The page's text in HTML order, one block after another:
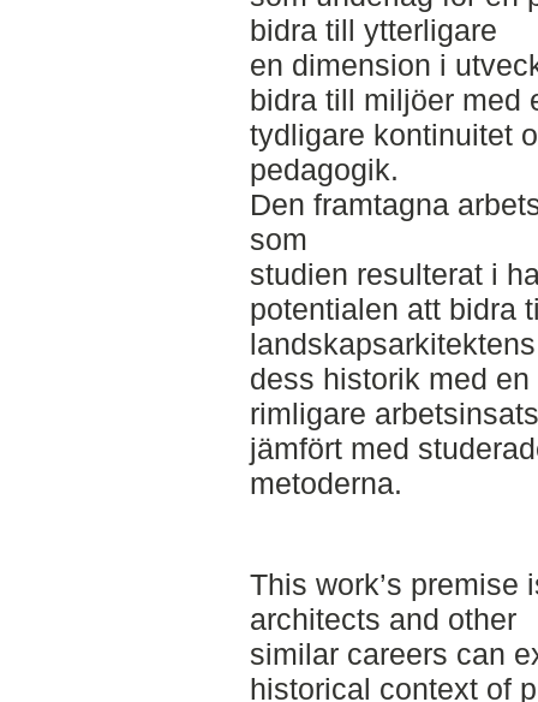
bidra till ytterligare
en dimension i
bidra till miljöer med
tydligare kontinuitet
pedagogik.
Den framtagna
som
studien resulterat i
potentialen att bidra
dess historik med en
rimligare
jämfört med
metoderna.
This work’s premise
architects and other
similar careers can
historical context of